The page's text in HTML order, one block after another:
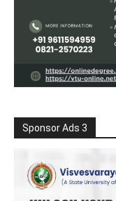
Sponsor Ads 3